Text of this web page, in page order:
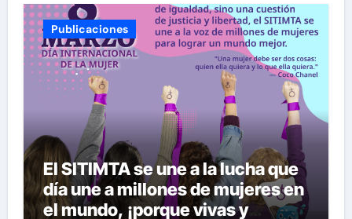
Publicaciones
El SITIMTA se une a la lucha que
día une a millones de mujeres en
el mundo, ¡porque vivas y